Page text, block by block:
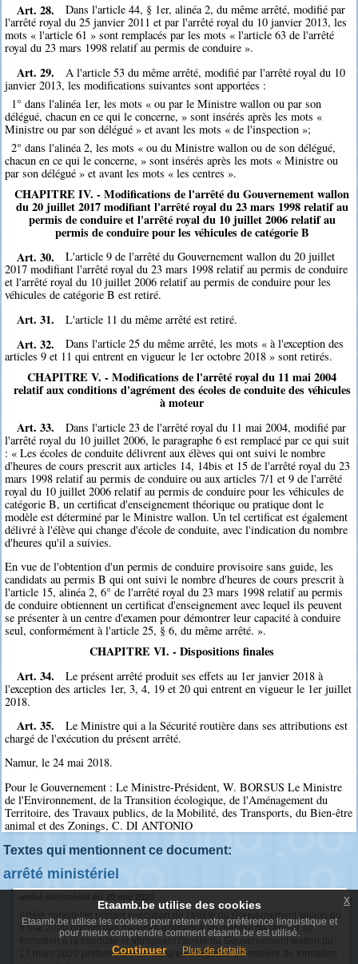
Art. 28.
Dans l'article 44, § 1er, alinéa 2, du même arrêté, modifié par
l'arrêté royal du 25 janvier 2011 et par l'arrêté royal du 10 janvier 2013, les
mots « l'article 61 » sont remplacés par les mots « l'article 63 de l'arrêté
royal du 23 mars 1998 relatif au permis de conduire ».
Art. 29.
A l'article 53 du même arrêté, modifié par l'arrêté royal du 10
janvier 2013, les modifications suivantes sont apportées :
1° dans l'alinéa 1er, les mots « ou par le Ministre wallon ou par son
délégué, chacun en ce qui le concerne, » sont insérés après les mots «
Ministre ou par son délégué » et avant les mots « de l'inspection »;
2° dans l'alinéa 2, les mots « ou du Ministre wallon ou de son délégué,
chacun en ce qui le concerne, » sont insérés après les mots « Ministre ou
par son délégué » et avant les mots « les centres ».
CHAPITRE IV. - Modifications de l'arrêté du Gouvernement wallon
du 20 juillet 2017 modifiant l'arrêté royal du 23 mars 1998 relatif au
permis de conduire et l'arrêté royal du 10 juillet 2006 relatif au
permis de conduire pour les véhicules de catégorie B
Art. 30.
L'article 9 de l'arrêté du Gouvernement wallon du 20 juillet
2017 modifiant l'arrêté royal du 23 mars 1998 relatif au permis de conduire
et l'arrêté royal du 10 juillet 2006 relatif au permis de conduire pour les
véhicules de catégorie B est retiré.
Art. 31. L'article 11 du même arrêté est retiré.
Art. 32.
Dans l'article 25 du même arrêté, les mots « à l'exception des
articles 9 et 11 qui entrent en vigueur le 1er octobre 2018 » sont retirés.
CHAPITRE V. - Modifications de l'arrêté royal du 11 mai 2004
relatif aux conditions d'agrément des écoles de conduite des véhicules
à moteur
Art. 33.
Dans l'article 23 de l'arrêté royal du 11 mai 2004, modifié par
l'arrêté royal du 10 juillet 2006, le paragraphe 6 est remplacé par ce qui suit
: « Les écoles de conduite délivrent aux élèves qui ont suivi le nombre
d'heures de cours prescrit aux articles 14, 14bis et 15 de l'arrêté royal du 23
mars 1998 relatif au permis de conduire ou aux articles 7/1 et 9 de l'arrêté
royal du 10 juillet 2006 relatif au permis de conduire pour les véhicules de
catégorie B, un certificat d'enseignement théorique ou pratique dont le
modèle est déterminé par le Ministre wallon. Un tel certificat est également
délivré à l'élève qui change d'école de conduite, avec l'indication du nombre
d'heures qu'il a suivies.
En vue de l'obtention d'un permis de conduire provisoire sans guide, les
candidats au permis B qui ont suivi le nombre d'heures de cours prescrit à
l'article 15, alinéa 2, 6° de l'arrêté royal du 23 mars 1998 relatif au permis
de conduire obtiennent un certificat d'enseignement avec lequel ils peuvent
se présenter à un centre d'examen pour démontrer leur capacité à conduire
seul, conformément à l'article 25, § 6, du même arrêté. ».
CHAPITRE VI. - Dispositions finales
Art. 34.
Le présent arrêté produit ses effets au 1er janvier 2018 à
l'exception des articles 1er, 3, 4, 19 et 20 qui entrent en vigueur le 1er juillet
2018.
Art. 35.
Le Ministre qui a la Sécurité routière dans ses attributions est
chargé de l'exécution du présent arrêté.
Namur, le 24 mai 2018.
Pour le Gouvernement : Le Ministre-Président, W. BORSUS Le Ministre
de l'Environnement, de la Transition écologique, de l'Aménagement du
Territoire, des Travaux publics, de la Mobilité, des Transports, du Bien-être
animal et des Zonings, C. DI ANTONIO
Textes qui mentionnent ce document:
arrêté ministériel
Arrêté ministériel portant exécution de l'arrêté du Gouvernement wallon du
8 mai 2020 portant des mesures d'urgence en matière de reprise de
formation à la conduite et abrogeant l'arrêté du Gouvernement wallon du
17 mars 2020 portant sur des mesures d'urgence en matière de formation
Etaamb.be utilise des cookies
Etaamb.be utilise les cookies pour retenir votre préférence linguistique et
pour mieux comprendre comment etaamb.be est utilisé.
Continuer Plus de details
x